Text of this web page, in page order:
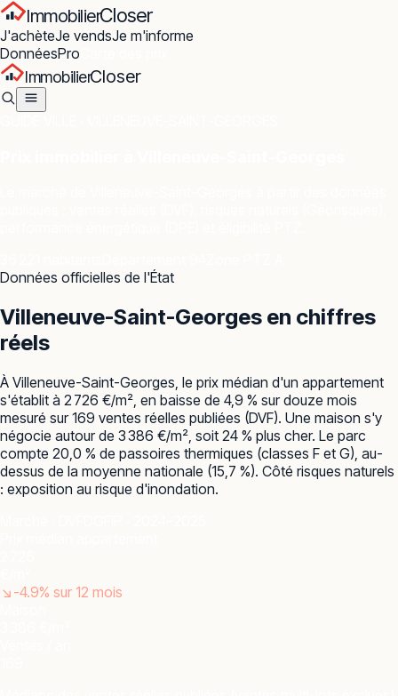
ImmobilierCloser
J'achèteJe vendsJe m'informe
DonnéesPro
ImmobilierCloser
Données officielles de l'État
Villeneuve-Saint-Georges en chiffres
réels
À Villeneuve-Saint-Georges, le prix médian d'un appartement
s'établit à 2 726 €/m², en baisse de 4,9 % sur douze mois
mesuré sur 169 ventes réelles publiées (DVF). Une maison s'y
négocie autour de 3 386 €/m², soit 24 % plus cher. Le parc
compte 20,0 % de passoires thermiques (classes F et G), au-
dessus de la moyenne nationale (15,7 %). Côté risques naturels
: exposition au risque d'inondation.
↘ -4.9% sur 12 mois